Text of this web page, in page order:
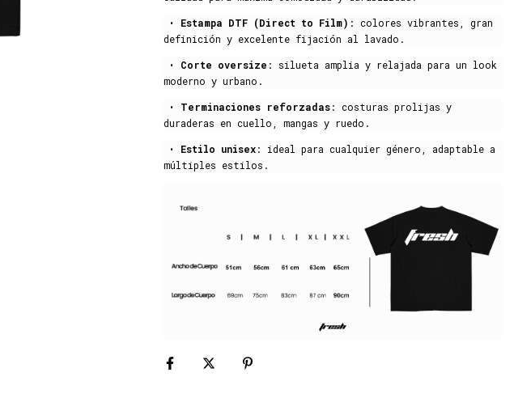
•
Estampa DTF (Direct to Film) : colores vibrantes, gran
definición y excelente fijación al lavado.
•
Corte oversize : silueta amplia y relajada para un look
moderno y urbano.
•
Terminaciones reforzadas: costuras prolijas y
duraderas en cuello, mangas y ruedo.
•
Estilo unisex: ideal para cualquier género, adaptable a
múltiples estilos.